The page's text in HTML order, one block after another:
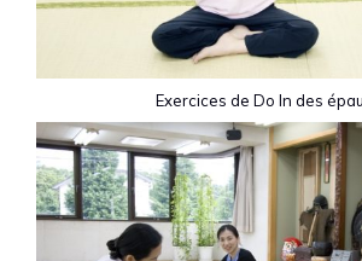
Exercices de Do In des